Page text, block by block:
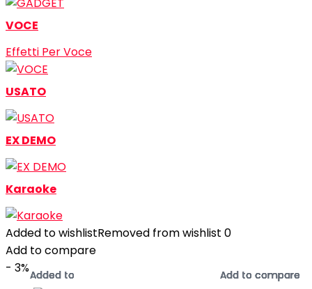
VOCE
Effetti Per Voce
USATO
EX DEMO
Karaoke
Added to wishlistRemoved from wishlist 0
Add to compare
- 3%Added to Add to compare
Added to Add to compare
Added to Add to compare
Added to Add to compare
Added to Add to compare
Added to Add to compare
Added to Add to compare
Added to Add to compare